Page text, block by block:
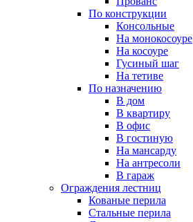
По конструкции
Консольные
На монокосоуре
На косоуре
Гусиный шаг
На тетиве
По назначению
В дом
В квартиру
В офис
В гостиную
На мансарду
На антресоли
В гараж
Ограждения лестниц
Кованые перила
Стальные перила